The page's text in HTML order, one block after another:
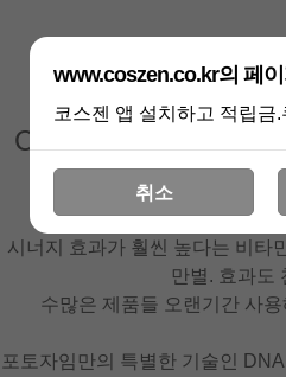
비타민 CE 페룰릭
CE 페룰릭 중에 최
요.
시너지 효과가 훨씬 높다는 비타
만별. 효과도
수많은 제품들 오랜기간 사
포토자임만의 특별한 기술인
www.coszen.co.kr의 페
코스젠 앱 설치하고 적립금
취소